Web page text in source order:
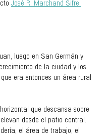
José R. Marchand Sifre
luego en San Germán y
de la ciudad y los
era entonces un área rural
que descansa sobre
desde el patio central.
el área de trabajo, el